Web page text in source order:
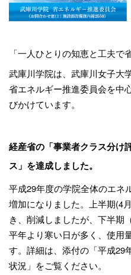
「一人ひとりの知恵と工夫で
武庫川学院は、武庫川女子大
省エネルギー推進委員会を中
びかけています。
経産省の「事業者クラス分け
ス」を達成しました。
平成29年度の学院全体のエネ
増加になりました。上半期(4
き、削減しましたが、下半期
平年より寒い日が多く、使用
す。 詳細は、添付の「平成29
状況」をご覧ください。